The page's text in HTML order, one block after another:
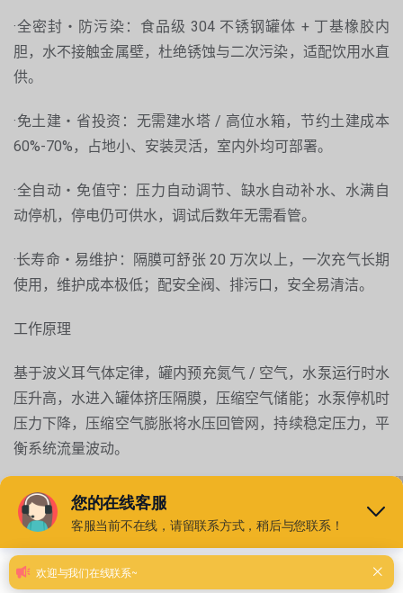
·全密封・防污染：食品级 304 不锈钢罐体 + 丁基橡胶内
胆，水不接触金属壁，杜绝锈蚀与二次污染，适配饮用水直
供。
·免土建・省投资：无需建水塔 / 高位水箱，节约土建成本
60%-70%，占地小、安装灵活，室内外均可部署。
·全自动・免值守：压力自动调节、缺水自动补水、水满自
动停机，停电仍可供水，调试后数年无需看管。
·长寿命・易维护：隔膜可舒张 20 万次以上，一次充气长期
使用，维护成本极低；配安全阀、排污口，安全易清洁。
工作原理
基于波义耳气体定律，罐内预充氮气 / 空气，水泵运行时水
压升高，水进入罐体挤压隔膜，压缩空气储能；水泵停机时
压力下降，压缩空气膨胀将水压回管网，持续稳定压力，平
衡系统流量波动。